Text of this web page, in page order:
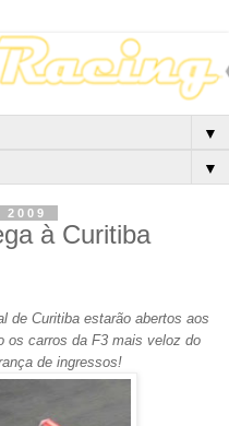
▼
▼
à Curitiba
de Curitiba estarão abertos aos
os carros da F3 mais veloz do
de ingressos!